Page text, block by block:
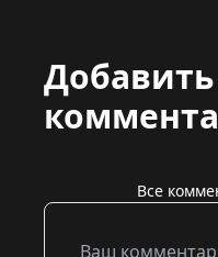
Добавить
Все